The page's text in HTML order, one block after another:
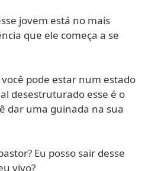
jovem está no mais
que ele começa a se
pode estar num estado
desestruturado esse é o
dar uma guinada na sua
Eu posso sair desse
vivo?